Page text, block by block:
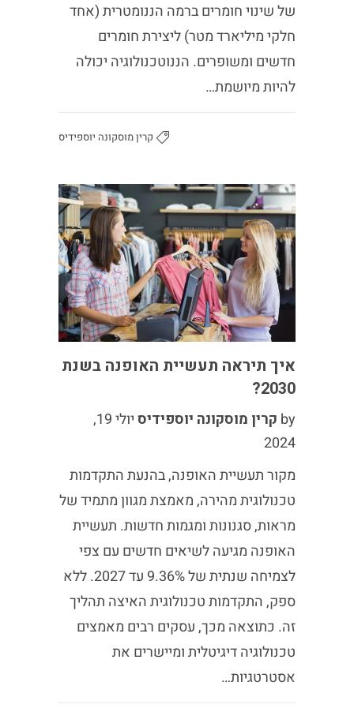
של שינוי חומרים ברמה הננומטרית (אחד
חלקי מיליארד מטר) ליצירת חומרים
חדשים ומשופרים. הננוטכנולוגיה יכולה
להיות מיושמת…
קרין מוסקונה יוספידיס
איך תיראה תעשיית האופנה בשנת
2030?
by קרין מוסקונה יוספידיס
יולי 19,
2024
מקור תעשיית האופנה, בהנעת התקדמות
טכנולוגית מהירה, מאמצת מגוון מתמיד של
מראות, סגנונות ומגמות חדשות. תעשיית
האופנה מגיעה לשיאים חדשים עם צפי
לצמיחה שנתית של 9.36% עד 2027. ללא
ספק, התקדמות טכנולוגית האיצה תהליך
זה. כתוצאה מכך, עסקים רבים מאמצים
טכנולוגיה דיגיטלית ומיישרים את
אסטרטגיות…